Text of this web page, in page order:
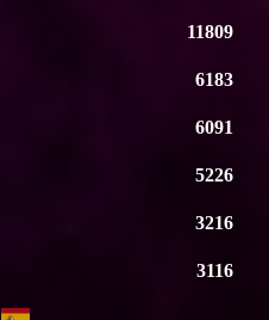
11809
6183
6091
5226
3216
3116